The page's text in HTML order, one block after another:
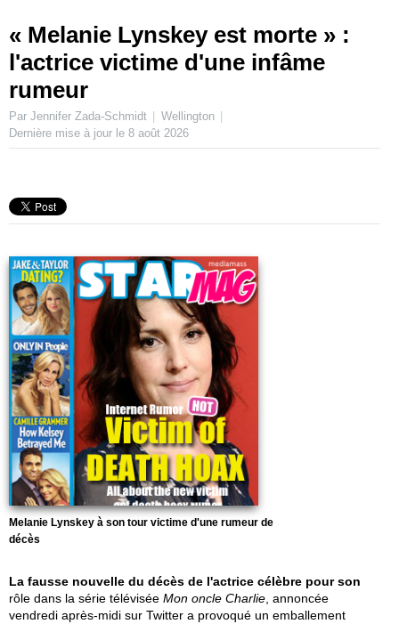
« Melanie Lynskey est morte » :
l'actrice victime d'une infâme
rumeur
Par Jennifer Zada-Schmidt
Wellington
Dernière mise à jour le 8 août 2026
Melanie Lynskey à son tour victime d'une rumeur de
décès
La fausse nouvelle du décès de l'actrice célèbre pour son
rôle dans la série télévisée Mon oncle Charlie , annoncée
vendredi après-midi sur Twitter a provoqué un emballement